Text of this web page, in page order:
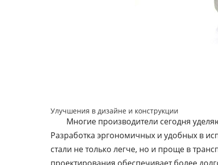
Улучшения в дизайне и конструкции
Многие производители сегодня
Разработка эргономичных и удобных в
стали не только легче, но и проще в